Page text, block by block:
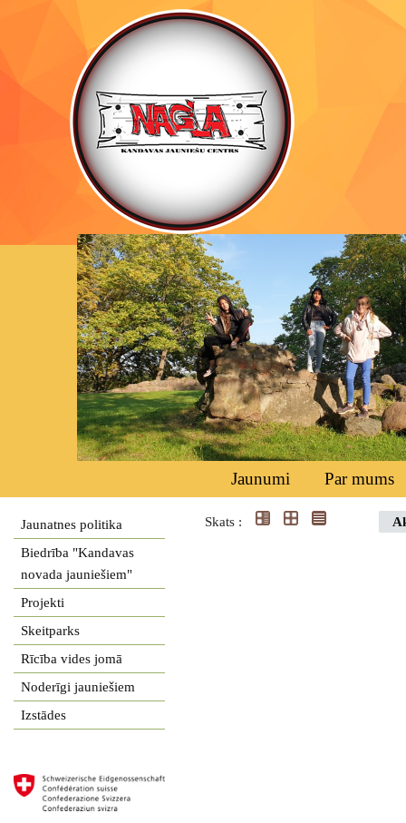
Jaunumi Par mums
Jaunatnes politika
Biedrība "Kandavas
novada jauniešiem"
Projekti
Skeitparks
Rīcība vides jomā
Noderīgi jauniešiem
Izstādes
Skats :